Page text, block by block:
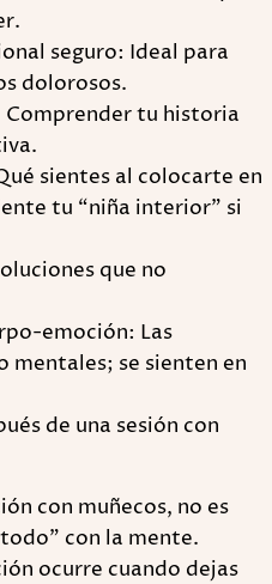
seguro: Ideal para
dolorosos.
Comprender tu historia
sientes al colocarte en
tu “niña interior” si
que no
emoción: Las
mentales; se sienten en
de una sesión con
con muñecos, no es
con la mente.
ocurre cuando dejas